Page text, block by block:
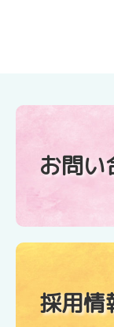
お問い
採用情